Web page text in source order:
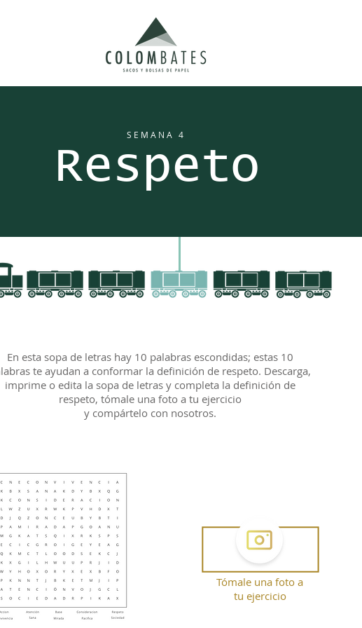
Respeto
SEMANA 4
Tómale una foto a
tu ejercicio
En esta sopa de letras hay 10 palabras escondidas; estas 10
te ayudan a conformar la definición de respeto. Descarga,
imprime o edita la sopa de letras y completa la definición de
respeto, tómale una foto a tu ejercicio
y compártelo con nosotros.